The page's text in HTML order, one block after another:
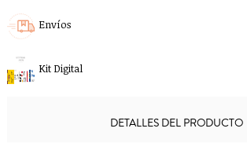
Envíos
Kit Digital
DETALLES DEL PRODUCTO